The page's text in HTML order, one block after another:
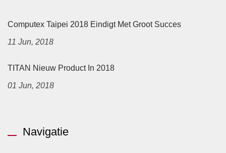
Computex Taipei 2018 Eindigt Met Groot Succes
11 Jun, 2018
TITAN Nieuw Product In 2018
01 Jun, 2018
Navigatie